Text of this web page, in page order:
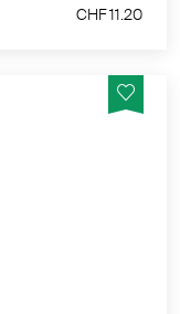
CHF 11.20